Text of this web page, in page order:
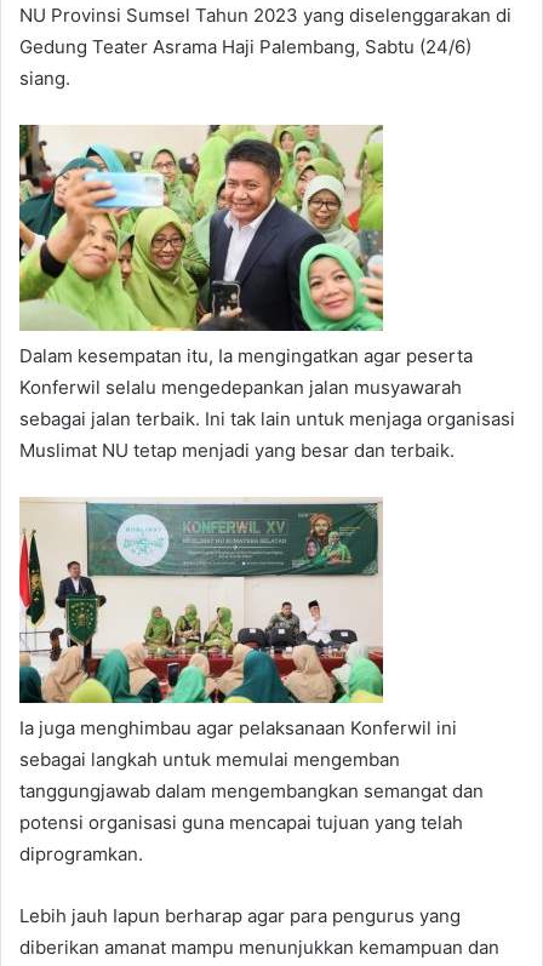
NU Provinsi Sumsel Tahun 2023 yang diselenggarakan di
Gedung Teater Asrama Haji Palembang, Sabtu (24/6)
siang.
Dalam kesempatan itu, Ia mengingatkan agar peserta
Konferwil selalu mengedepankan jalan musyawarah
sebagai jalan terbaik. Ini tak lain untuk menjaga organisasi
Muslimat NU tetap menjadi yang besar dan terbaik.
Ia juga menghimbau agar pelaksanaan Konferwil ini
sebagai langkah untuk memulai mengemban
tanggungjawab dalam mengembangkan semangat dan
potensi organisasi guna mencapai tujuan yang telah
diprogramkan.
Lebih jauh Iapun berharap agar para pengurus yang
diberikan amanat mampu menunjukkan kemampuan dan